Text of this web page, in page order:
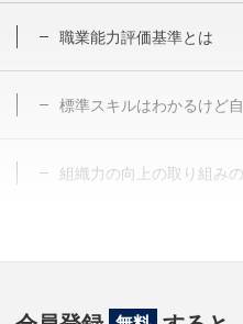
職業能力評価基準とは
標準スキルはわかるけど
組織力の向上の取り組み